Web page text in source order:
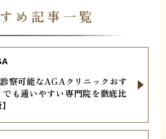
め記事一覧
察可能なAGAクリニックおす
も通いやすい専門院を徹底比